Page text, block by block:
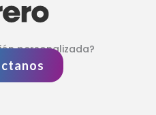
personalizada?